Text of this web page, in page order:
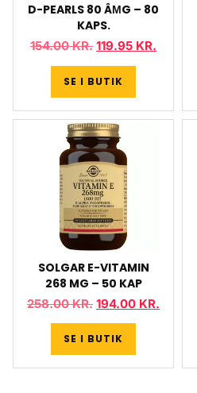
D-PEARLS 80 ÂΜG – 80
KAPS.
154.00KR. 119.95 KR.
SE I BUTIK
SOLGAR E-VITAMIN
268 MG – 50 KAP
258.00KR. 194.00 KR.
SE I BUTIK